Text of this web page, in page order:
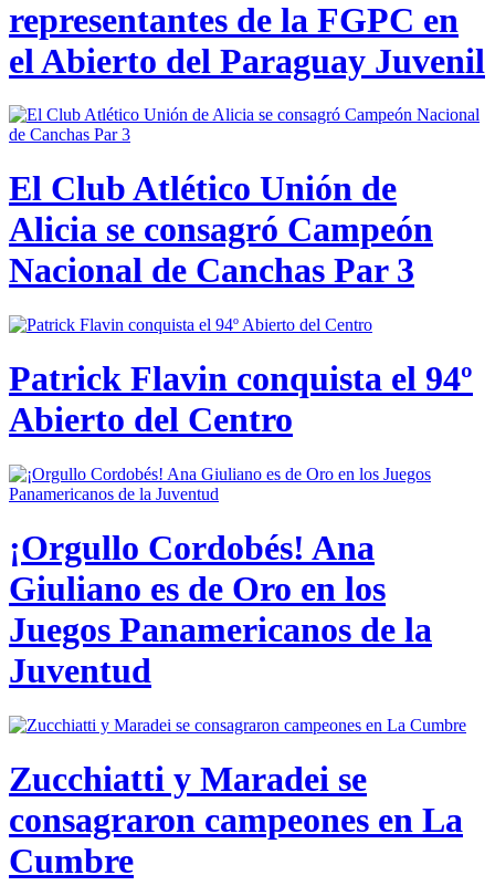
representantes de la FGPC en
el Abierto del Paraguay Juvenil
El Club Atlético Unión de
Alicia se consagró Campeón
Nacional de Canchas Par 3
Patrick Flavin conquista el 94º
Abierto del Centro
¡Orgullo Cordobés! Ana
Giuliano es de Oro en los
Juegos Panamericanos de la
Juventud
Zucchiatti y Maradei se
consagraron campeones en La
Cumbre